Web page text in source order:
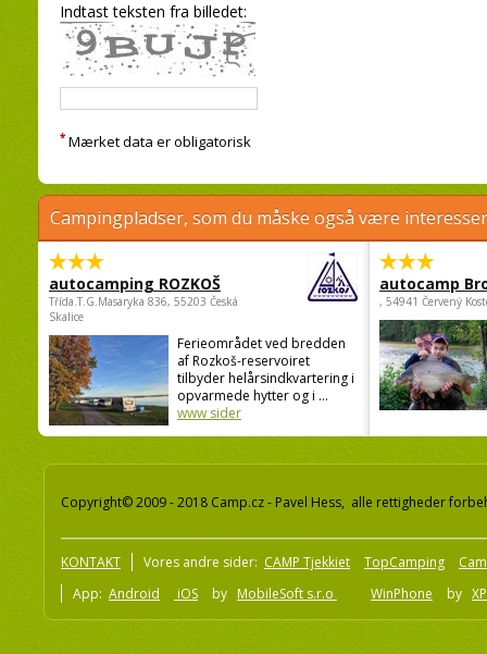
Indtast teksten fra billedet:
* Mærket data er obligatorisk
Campingpladser, som du måske også være
autocamping ROZKOŠ
Třída.T.G.Masaryka 836, 55203 Česká
Skalice
Ferieområdet ved bredden
af Rozkoš-reservoiret
tilbyder helårsindkvartering i
opvarmede hytter og i ...
www sider
autocamp
, 54941 Červený
Copyright© 2009 - 2018 Camp.cz - Pavel Hess, alle rettigheder
KONTAKT Vores andre sider: CAMP Tjekkiet TopCamping
App: Android iOS by MobileSoft s.r.o WinPhone by